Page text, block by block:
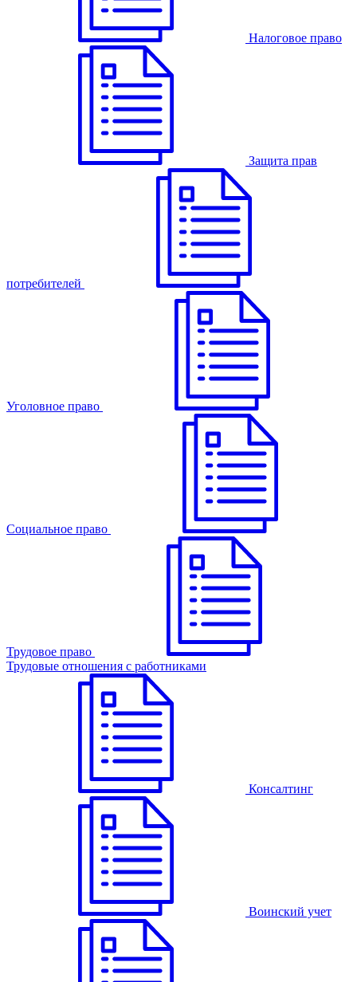
Налоговое право
Защита прав
потребителей
Уголовное право
Cоциальное право
Трудовое право
Трудовые отношения с работниками
Консалтинг
Воинский учет